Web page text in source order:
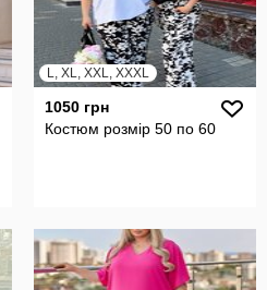
L, XL, XXL, XXXL
1050 грн
Костюм розмір 50 по 60